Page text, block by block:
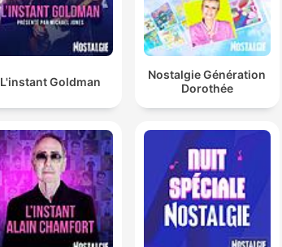
L'instant Goldman
Nostalgie Génération
Dorothée